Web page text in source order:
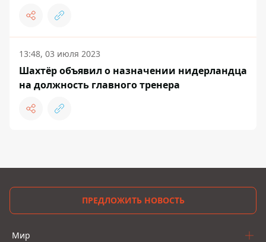
13:48, 03 июля 2023
Шахтёр объявил о назначении нидерландца
на должность главного тренера
ПРЕДЛОЖИТЬ НОВОСТЬ
Мир